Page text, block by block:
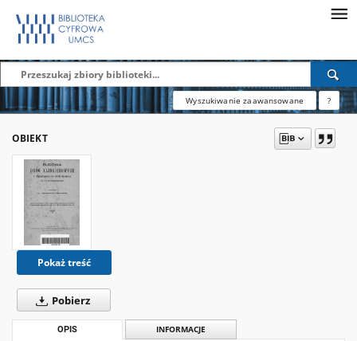
Wyszukiwanie zaawansowane ?
OBIEKT
Pokaż treść
Pobierz
OPIS INFORMACJE